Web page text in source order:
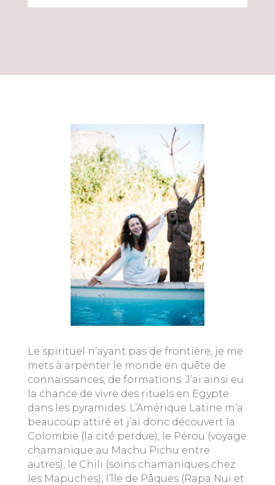
Le spirituel n’ayant pas de frontière, je me
mets à arpenter le monde en quête de
connaissances, de formations. J’ai ainsi eu
la chance de vivre des rituels en Egypte
dans les pyramides. L’Amérique Latine m’a
beaucoup attiré et j’ai donc découvert la
Colombie (la cité perdue), le Pérou (voyage
chamanique au Machu Pichu entre
autres), le Chili (soins chamaniques chez
les Mapuches), l’île de Pâques (Rapa Nui et